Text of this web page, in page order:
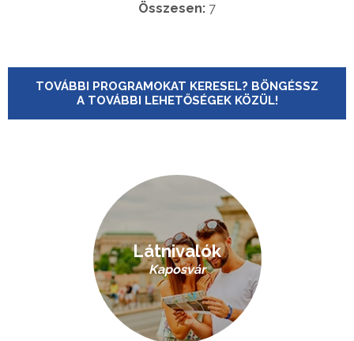
Összesen: 7
TOVÁBBI PROGRAMOKAT KERESEL? BÖNGÉSSZ
A TOVÁBBI LEHETŐSÉGEK KÖZÜL!
Látnivalók
Kaposvár